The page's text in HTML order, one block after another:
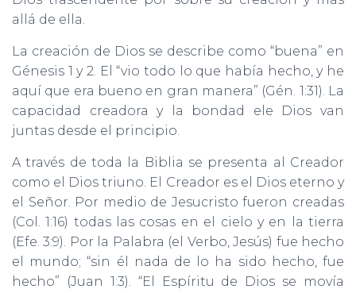
allá de ella.
La creación de Dios se describe como “buena” en
Génesis 1 y 2. El “vio todo lo que había hecho, y he
aquí que era bueno en gran manera” (Gén. 1:31). La
capacidad creadora y la bondad ele Dios van
juntas desde el principio.
A través de toda la Biblia se presenta al Creador
como el Dios triuno. El Creador es el Dios eterno y
el Señor. Por medio de Jesucristo fueron creadas
(Col. 1:16) todas las cosas en el cielo y en la tierra
(Efe. 3:9). Por la Palabra (el Verbo, Jesús) fue hecho
el mundo; “sin él nada de lo ha sido hecho, fue
hecho” (Juan 1:3). “El Espíritu de Dios se movía